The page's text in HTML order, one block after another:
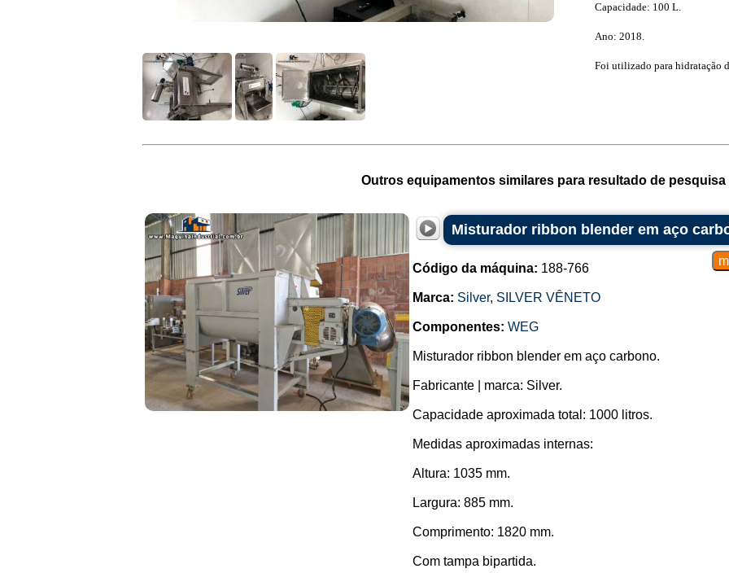
Capacidade: 100 L.
Ano: 2018.
Foi utilizado para hidratação
Outros equipamentos similares para resultado de pesquisa
Misturador ribbon blender em aço
Código da máquina: 188-766
Marca: Silver, SILVER VÊNETO
Componentes: WEG
Misturador ribbon blender em aço carbono.
Fabricante | marca: Silver.
Capacidade aproximada total: 1000 litros.
Medidas aproximadas internas:
Altura: 1035 mm.
Largura: 885 mm.
Comprimento: 1820 mm.
Com tampa bipartida.